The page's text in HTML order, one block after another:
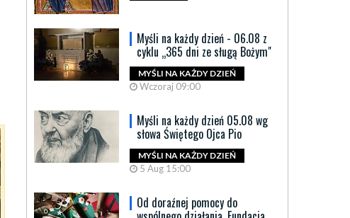
Myśli na każdy dzień - 06.08 z
cyklu „365 dni ze sługą Bożym"
MYŚLI NA KAŻDY DZIEŃ
Wczoraj 09:00
Myśli na każdy dzień 05.08 wg
słowa Świętego Ojca Pio
MYŚLI NA KAŻDY DZIEŃ
5 Aug 15:00
Od doraźnej pomocy do